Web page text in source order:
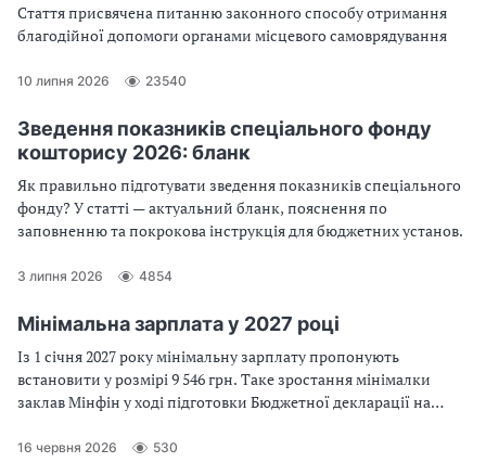
Стаття присвячена питанню законного способу отримання
благодійної допомоги органами місцевого самоврядування
10 липня 2026 23540
Зведення показників спеціального фонду
кошторису 2026: бланк
Як правильно підготувати зведення показників спеціального
фонду? У статті — актуальний бланк, пояснення по
заповненню та покрокова інструкція для бюджетних установ.
3 липня 2026 4854
Мінімальна зарплата у 2027 році
Із 1 січня 2027 року мінімальну зарплату пропонують
встановити у розмірі 9 546 грн. Таке зростання мінімалки
заклав Мінфін у ході підготовки Бюджетної декларації на
України на 2027 рік. На що вплине зміна мінімальної зарплати
16 червня 2026 530